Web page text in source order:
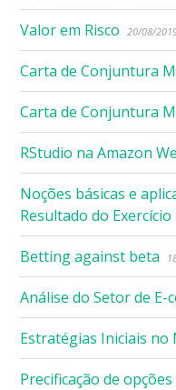
Valor em Risco 20/08/
Carta de Conjuntura
Carta de Conjuntura
RStudio na Amazon
Noções básicas e
Resultado do Exercício
Betting against beta
Análise do Setor de E-
Estratégias Iniciais no
Precificação de